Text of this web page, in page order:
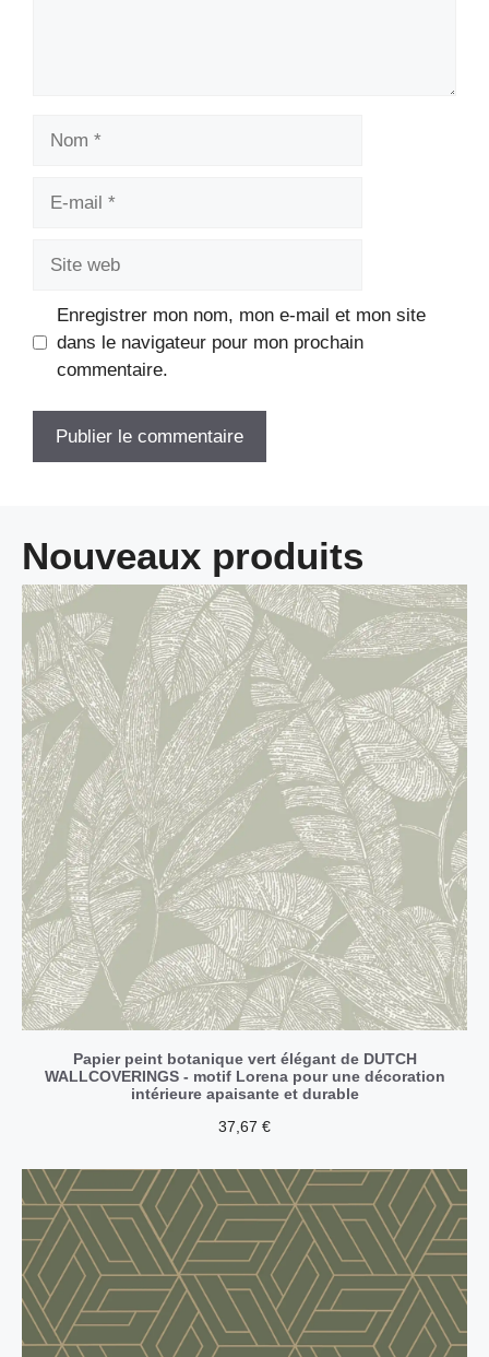
Enregistrer mon nom, mon e-mail et mon site
dans le navigateur pour mon prochain
commentaire.
Nouveaux produits
Papier peint botanique vert élégant de DUTCH
WALLCOVERINGS - motif Lorena pour une décoration
intérieure apaisante et durable
37,67 €